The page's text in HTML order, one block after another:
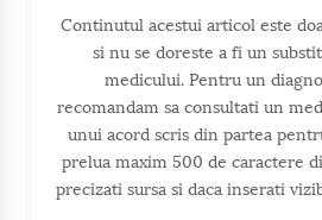
Continutul acestui articol este
si nu se doreste a fi un
medicului. Pentru un
recomandam sa consultati un
unui acord scris din partea
prelua maxim 500 de caractere
precizati sursa si daca inserati